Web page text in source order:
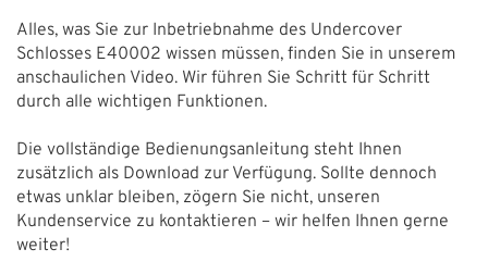
Alles, was Sie zur Inbetriebnahme des Undercover
Schlosses E40002 wissen müssen, finden Sie in unserem
anschaulichen Video. Wir führen Sie Schritt für Schritt
durch alle wichtigen Funktionen.
Die vollständige Bedienungsanleitung steht Ihnen
zusätzlich als Download zur Verfügung. Sollte dennoch
etwas unklar bleiben, zögern Sie nicht, unseren
Kundenservice zu kontaktieren – wir helfen Ihnen gerne
weiter!